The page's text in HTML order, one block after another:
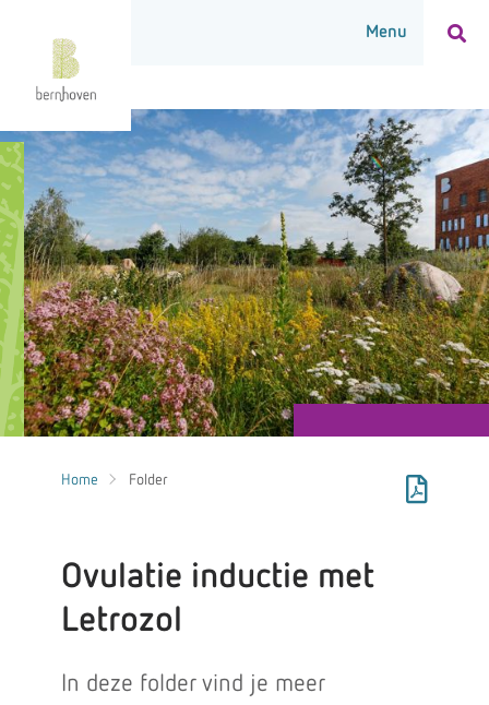
Home Folder
Ovulatie inductie met
Letrozol
In deze folder vind je meer